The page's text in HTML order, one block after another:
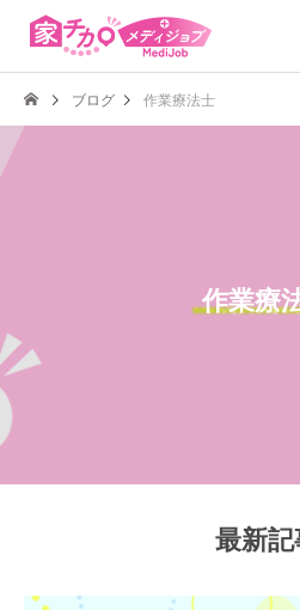
ブログ 作業療法士
作業療
最新記